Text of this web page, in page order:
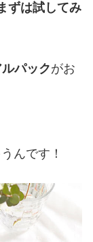
ずは試してみ
パックがお
んです！